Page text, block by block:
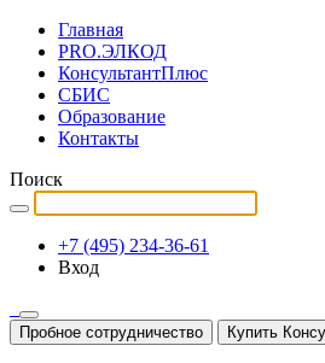
Главная
PRO.ЭЛКОД
КонсультантПлюс
СБИС
Образование
Контакты
Поиск
+7 (495) 234-36-61
Вход
Пробное сотрудничество Купить